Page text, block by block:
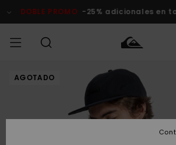
del
DOBLE PROMO -25% adicionales en
HOMBRE
Surf Shop
Hombre
Accede a tu
Envio
AGOTADO